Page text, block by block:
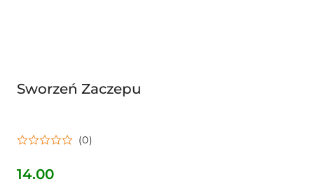
Sworzeń Zaczepu
(0)
Cena:
14.00